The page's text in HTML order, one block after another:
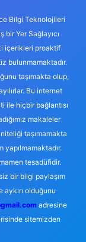
Bilgi Teknolojileri
bir Yer Sağlayıcı
içerikleri proaktif
bulunmamaktadır.
taşımakta olup,
Bu internet
ile hiçbir bağlantısı
makaleler
taşımamakta
yapılmamaktadır.
tesadüfidir.
bir bilgi paylaşım
olduğunu
adresine
sitemizden